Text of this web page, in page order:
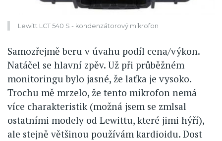
Lewitt LCT 540 S - kondenzátorový mikrofon
Samozřejmě beru v úvahu podíl cena/výkon.
Natáčel se hlavní zpěv. Už při průběžném
monitoringu bylo jasné, že laťka je vysoko.
Trochu mě mrzelo, že tento mikrofon nemá
více charakteristik (možná jsem se zmlsal
ostatními modely od Lewittu, které jimi hýří),
ale stejně většinou používám kardioidu. Dost